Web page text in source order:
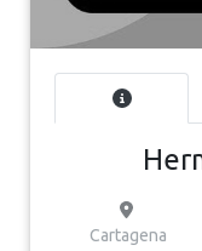
Cartagena